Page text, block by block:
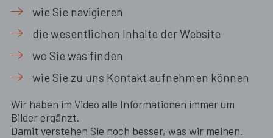
wie Sie navigieren
die wesentlichen Inhalte der Website
wo Sie was finden
wie Sie zu uns Kontakt aufnehmen können
Wir haben im Video alle Informationen immer um
Bilder ergänzt.
Damit verstehen Sie noch besser, was wir meinen.